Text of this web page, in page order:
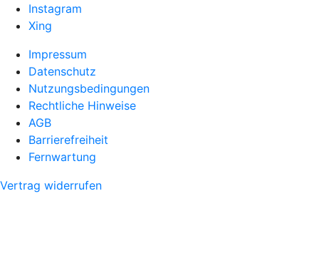
Instagram
Xing
Impressum
Datenschutz
Nutzungsbedingungen
Rechtliche Hinweise
AGB
Barrierefreiheit
Fernwartung
Vertrag widerrufen